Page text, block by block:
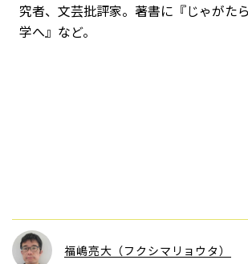
究者、文芸批評家。著書に『じゃがた
学へ』など。
福嶋亮大（フクシマリョウタ）